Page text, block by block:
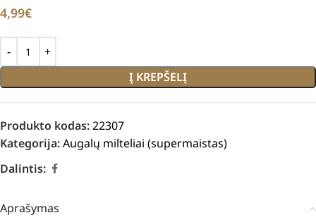
4,99€
Į KREPŠELĮ
Produkto kodas:22307
Kategorija:Augalų milteliai (supermaistas)
Dalintis:
Aprašymas